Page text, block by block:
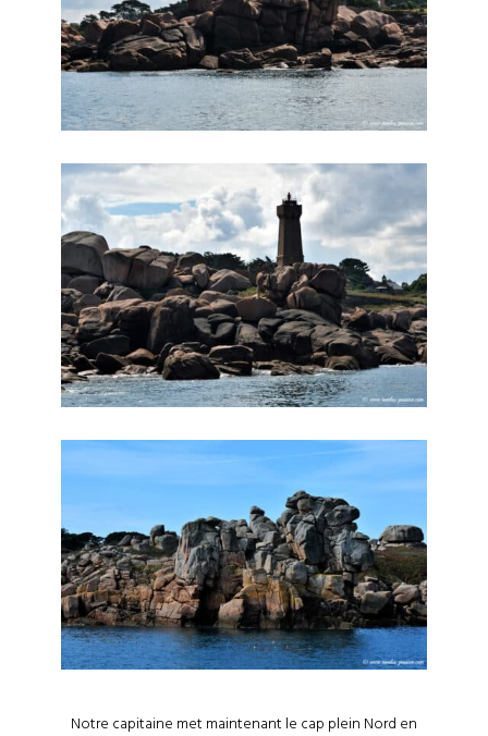
Notre capitaine met maintenant le cap plein Nord en